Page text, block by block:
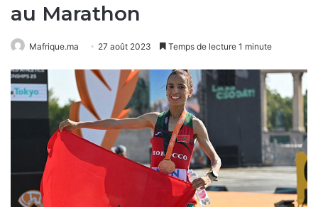
au Marathon
Mafrique.ma 27 août 2023 Temps de lecture 1 minute